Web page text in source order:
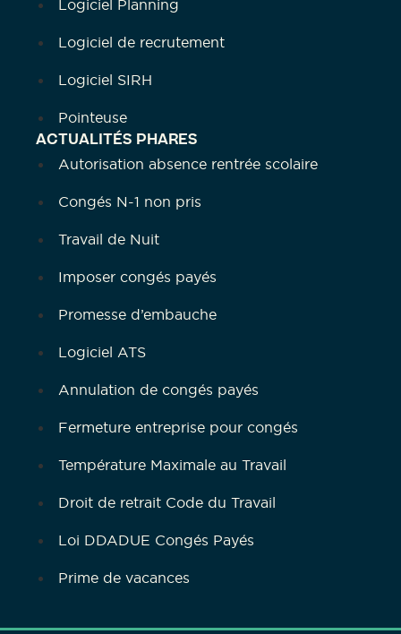
Logiciel Planning
Logiciel de recrutement
Logiciel SIRH
Pointeuse
ACTUALITÉS PHARES
Autorisation absence rentrée scolaire
Congés N-1 non pris
Travail de Nuit
Imposer congés payés
Promesse d’embauche
Logiciel ATS
Annulation de congés payés
Fermeture entreprise pour congés
Température Maximale au Travail
Droit de retrait Code du Travail
Loi DDADUE Congés Payés
Prime de vacances